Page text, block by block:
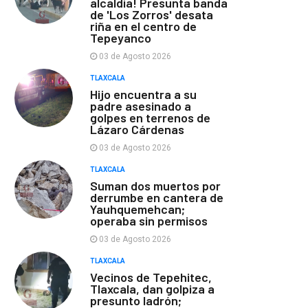
de 'Los Zorros' desata
riña en el centro de
Tepeyanco
03 de Agosto 2026
TLAXCALA
Hijo encuentra a su
padre asesinado a
golpes en terrenos de
Lázaro Cárdenas
03 de Agosto 2026
TLAXCALA
Suman dos muertos por
derrumbe en cantera de
Yauhquemehcan;
operaba sin permisos
03 de Agosto 2026
TLAXCALA
Vecinos de Tepehitec,
Tlaxcala, dan golpiza a
presunto ladrón;